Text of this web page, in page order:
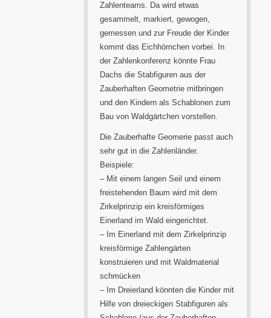
Zahlenteams. Da wird etwas
gesammelt, markiert, gewogen,
gemessen und zur Freude der Kinder
kommt das Eichhörnchen vorbei. In
der Zahlenkonferenz könnte Frau
Dachs die Stabfiguren aus der
Zauberhaften Geometrie mitbringen
und den Kindern als Schablonen zum
Bau von Waldgärtchen vorstellen.
Die Zauberhafte Geomerie passt auch
sehr gut in die Zahlenländer.
Beispiele:
– Mit einem langen Seil und einem
freistehenden Baum wird mit dem
Zirkelprinzip ein kreisförmiges
Einerland im Wald eingerichtet.
– Im Einerland mit dem Zirkelprinzip
kreisförmige Zahlengärten
konstruieren und mit Waldmaterial
schmücken
– Im Dreierland könnten die Kinder mit
Hilfe von dreieckigen Stabfiguren als